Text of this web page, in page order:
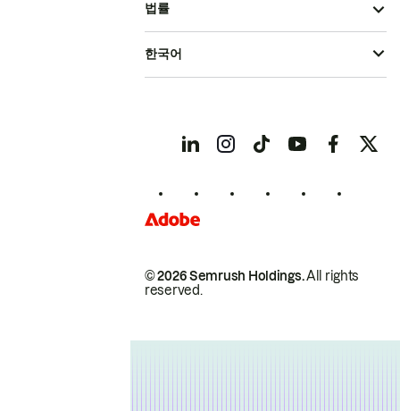
© 2026 Semrush Holdings.All rights
reserved.
법률
한국어